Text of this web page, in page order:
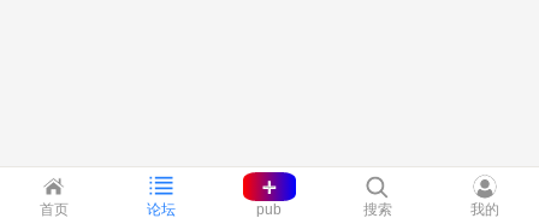
首页 论坛
+
pub 搜索 我的